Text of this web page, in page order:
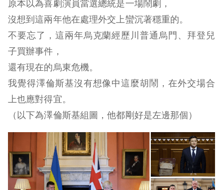
原本以為喜劇演員當選總統是一場鬧劇，
沒想到這兩年他在處理外交上蠻沉著穩重的。
不要忘了，這兩年烏克蘭經歷川普通烏門、拜登兒
子買辦事件，
還有現在的烏東危機。
我覺得澤倫斯基沒有想像中這麼胡鬧，在外交場合
上也應對得宜。
（以下為澤倫斯基組圖，他都剛好是左邊那個）